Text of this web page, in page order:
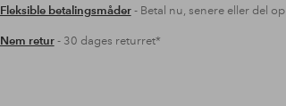
Fleksible betalingsmåder- Betal nu, senere eller del op
Nem retur- 30 dages returret*